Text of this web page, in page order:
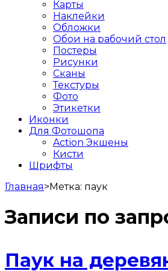
Карты
Наклейки
Обложки
Обои на рабочий стол
Постеры
Рисунки
Сканы
Текстуры
Фото
Этикетки
Иконки
Для Фотошопа
Action Экшены
Кисти
Шрифты
Главная>Метка: паук
Записи по
Паук на